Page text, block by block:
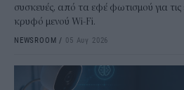
συσκευές, από τα εφέ φωτισμού για τις
κρυφό μενού Wi-Fi.
NEWSROOM / 05 Αυγ 2026